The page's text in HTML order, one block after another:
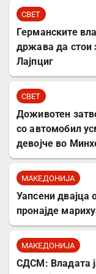
СВЕТ
Германските
држава да стои
Лајпциг
СВЕТ
Доживотен
со автомобил
девојче во
МАКЕДОНИЈА
Уапсени двајца
пронајде
МАКЕДОНИЈА
СДСМ: Владата